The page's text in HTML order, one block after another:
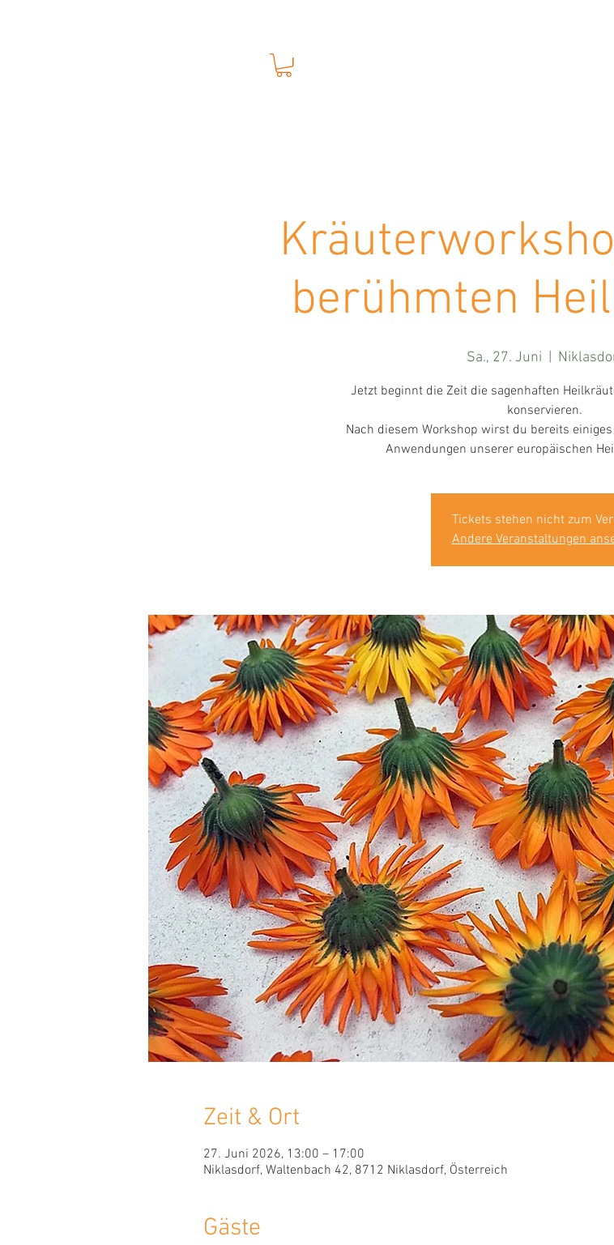
berühmten
Sa., 27. Juni
  |
Jetzt beginnt die Zeit die sagenhaften
konservieren.
Nach diesem Workshop wirst du bereits
Anwendungen unserer europäischen
Tickets stehen nicht zum
Andere Veranstaltungen
Zeit & Ort
27. Juni 2026, 13:00 – 17:00
Niklasdorf, Waltenbach 42, 8712 Niklasdorf, Österreich
Gäste